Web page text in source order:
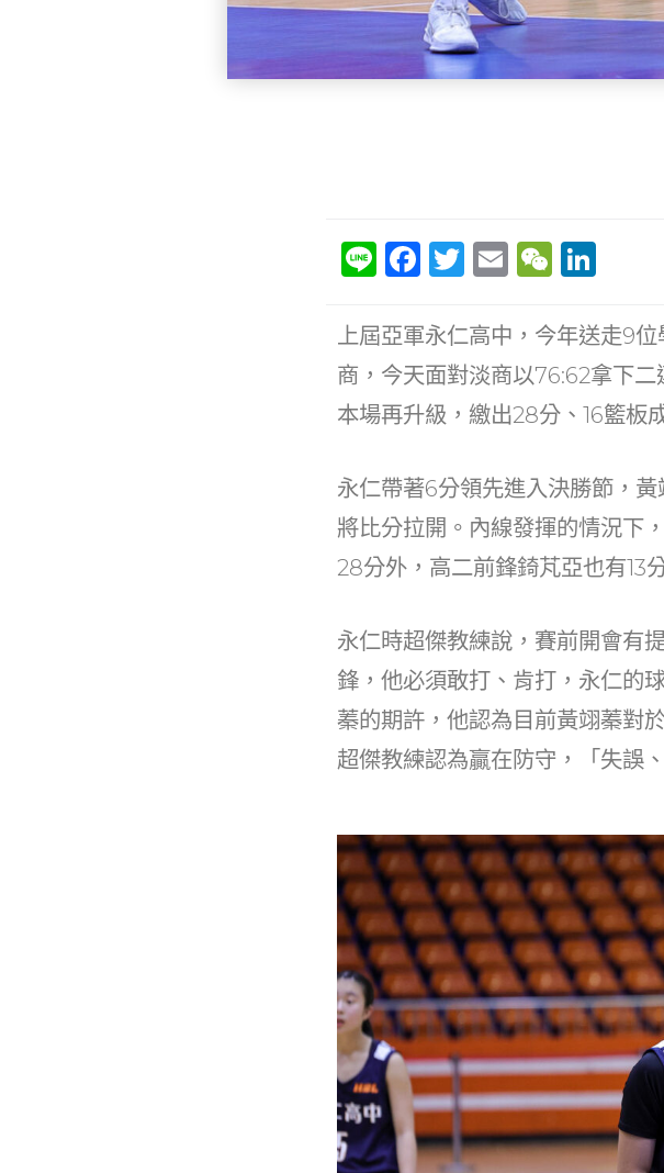
Li
e
F
c
e
b
o
o
k
T
itt
er
E
ai
l
W
C
h
at
k
e
dI
n
上屆亞軍永仁高中，今年送走9
商，今天面對淡商以76:62拿下二
本場再升級，繳出28分、16籃板
永仁帶著6分領先進入決勝節，
將比分拉開。內線發揮的情況下
28分外，高二前鋒錡芃亞也有13
永仁時超傑教練說，賽前開會有
鋒，他必須敢打、肯打，永仁的
蓁的期許，他認為目前黃翊蓁對
超傑教練認為贏在防守，「失誤